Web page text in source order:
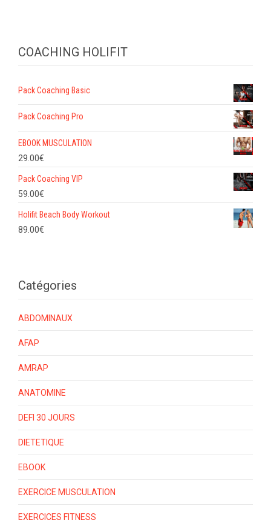
COACHING HOLIFIT
Pack Coaching Basic
Pack Coaching Pro
EBOOK MUSCULATION
29.00€
Pack Coaching VIP
59.00€
Holifit Beach Body Workout
89.00€
Catégories
ABDOMINAUX
AFAP
AMRAP
ANATOMINE
DEFI 30 JOURS
DIETETIQUE
EBOOK
EXERCICE MUSCULATION
EXERCICES FITNESS